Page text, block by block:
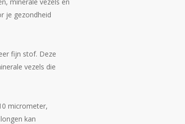
je gezondheid
fijn stof. Deze
vezels die
micrometer,
kan